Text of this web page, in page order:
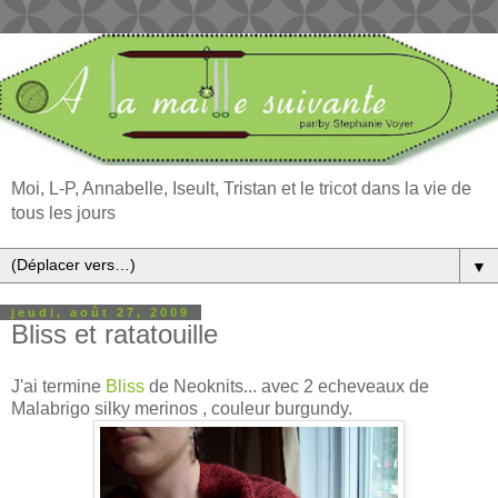
Moi, L-P, Annabelle, Iseult, Tristan et le tricot dans la vie de
tous les jours
▼
jeudi, août 27, 2009
Bliss et ratatouille
J'ai termine Bliss de Neoknits... avec 2 echeveaux de
Malabrigo silky merinos , couleur burgundy.